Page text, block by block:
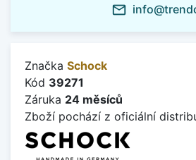
mail_outline
Značka Schock
Kód 39271
Záruka 24 měsíců
Zboží pochází z oficiální